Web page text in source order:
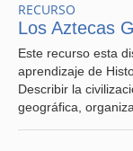
RECURSO
Los Aztecas
Este recurso esta
aprendizaje de
Describir la
geográfica,